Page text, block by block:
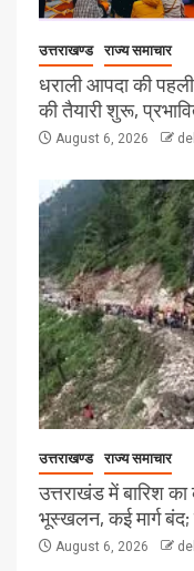
उत्तराखण्ड राज्य समाचार
धराली आपदा की
की तैयारी शुरू,
August 6, 2026
उत्तराखण्ड राज्य समाचार
उत्तराखंड में बारिश
भूस्खलन, कई मार्ग
August 6, 2026